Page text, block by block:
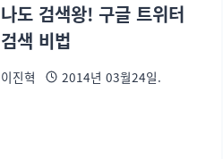
나도 검색왕! 구글 트위터
검색 비법
이진혁 2014년 03월24일.